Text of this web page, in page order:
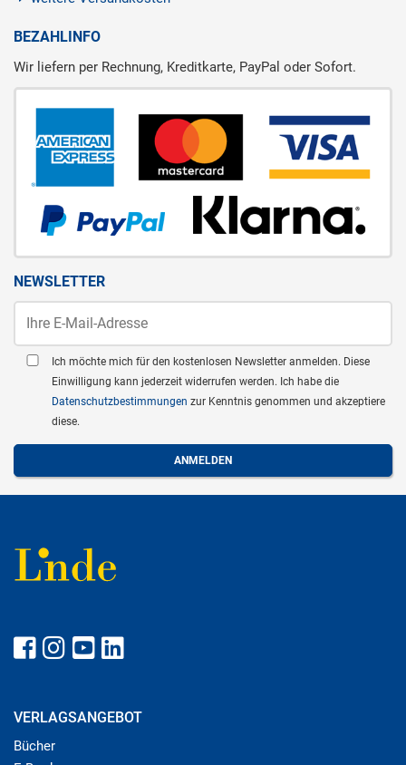
BEZAHLINFO
Wir liefern per Rechnung, Kreditkarte, PayPal oder Sofort.
NEWSLETTER
Ich möchte mich für den kostenlosen Newsletter anmelden. Diese
Einwilligung kann jederzeit widerrufen werden. Ich habe die
Datenschutzbestimmungen zur Kenntnis genommen und akzeptiere
diese.
VERLAGSANGEBOT
Bücher